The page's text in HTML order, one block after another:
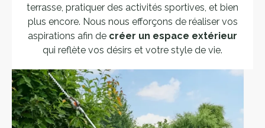
terrasse, pratiquer des activités sportives, et bien
plus encore. Nous nous efforçons de réaliser vos
aspirations afin de créer un espace extérieur
qui reflète vos désirs et votre style de vie.